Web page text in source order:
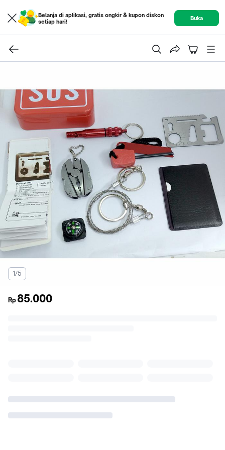
Belanja di aplikasi, gratis ongkir & kupon diskon
setiap hari!
Buka
1/5
Rp 85.000